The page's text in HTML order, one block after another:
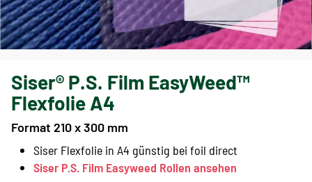
Siser® P.S. Film EasyWeed™
Flexfolie A4
Format 210 x 300 mm
Siser Flexfolie in A4 günstig bei foil direct
Siser P.S. Film Easyweed Rollen ansehen